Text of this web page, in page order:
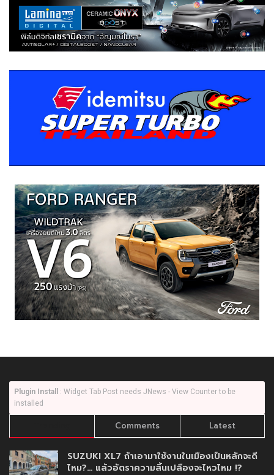
Plugin Install
: Widget Tab Post needs JNews - View Counter to be
installed
Comments Latest
SUZUKI XL7 ถ้าเอามาใช้งานในเมืองเป็นหลักจะดี
ไหม?… แล้วอัตราความสิ้นเปลืองจะไหวไหม !?